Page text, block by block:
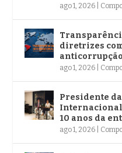
ago 1, 2026
diretrizes
ago 1, 2026
Presidente
Internacional
10 anos da
ago 1, 2026